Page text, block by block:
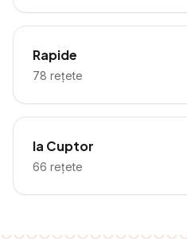
Rapide
78 rețete
la Cuptor
66 rețete